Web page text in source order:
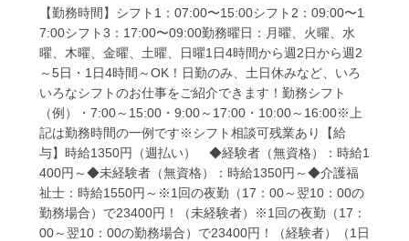
【勤務時間】シフト1：07:00〜15:00シフト2：09:00〜1
7:00シフト3：17:00〜09:00勤務曜日：月曜、火曜、水
曜、木曜、金曜、土曜、日曜1日4時間から週2日から週2
～5日・1日4時間～OK！日勤のみ、土日休みなど、いろ
いろなシフトのお仕事をご紹介できます！勤務シフト
（例）・7:00～15:00・9:00～17:00・10:00～16:00※上
記は勤務時間の一例です※シフト相談可残業あり【給
与】時給1350円（週払い） ◆経験者（無資格）：時給1
400円～◆未経験者（無資格）：時給1350円～◆介護福
祉士：時給1550円～※1回の夜勤（17：00～翌10：00の
勤務場合）で23400円！（未経験者）※1回の夜勤（17：
00～翌10：00の勤務場合）で23400円！（経験者）（1日